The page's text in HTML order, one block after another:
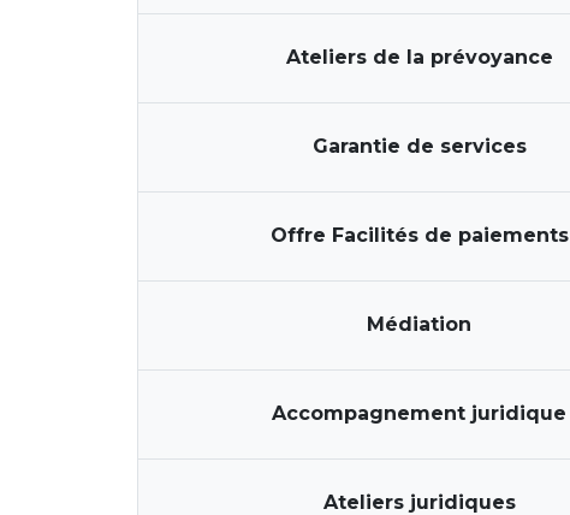
Ateliers de la prévoyance
Garantie de services
Offre Facilités de paiements
Médiation
Accompagnement juridique
Ateliers juridiques